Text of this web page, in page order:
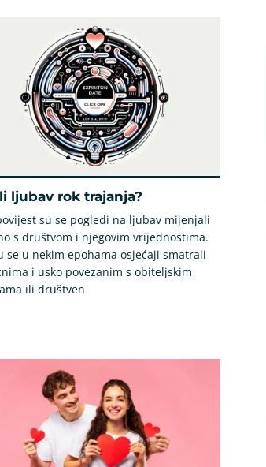
ljubav rok trajanja?
su se pogledi na ljubav mijenjali
s društvom i njegovim vrijednostima.
se u nekim epohama osjećaji smatrali
i usko povezanim s obiteljskim
ili društven